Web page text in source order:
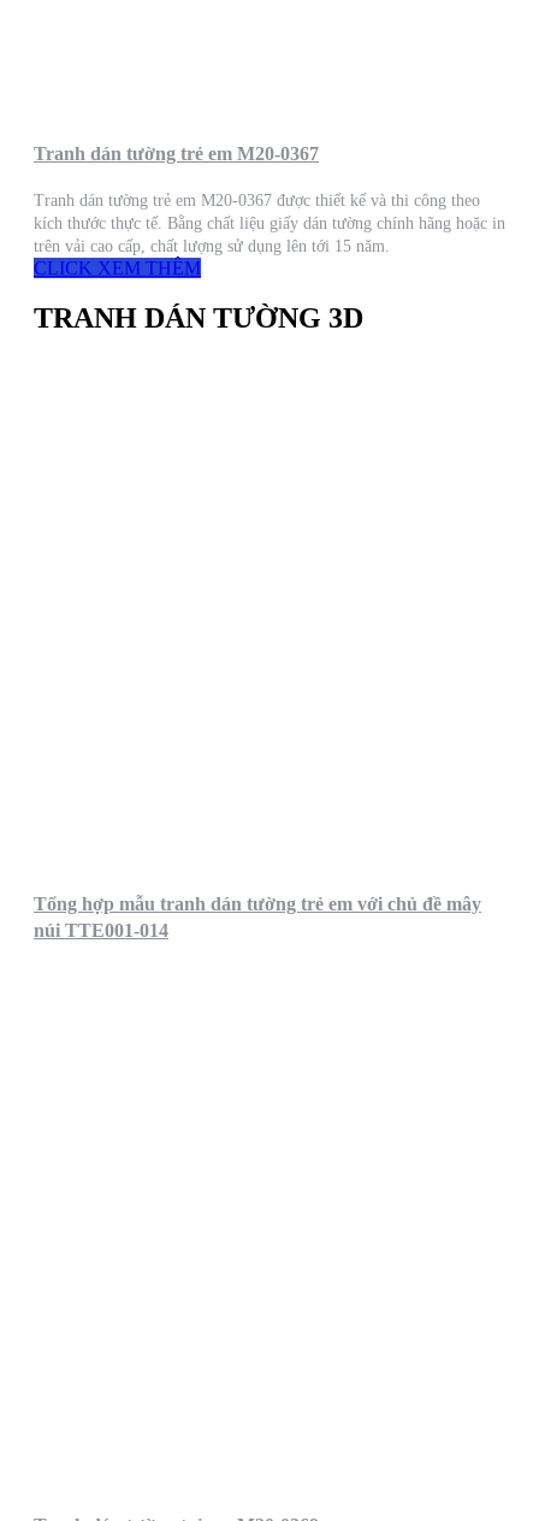
Tranh dán tường trẻ em M20-0367
Tranh dán tường trẻ em M20-0367 được thiết kế và thi công theo
kích thước thực tế. Bằng chất liệu giấy dán tường chính hãng hoặc in
trên vải cao cấp, chất lượng sử dụng lên tới 15 năm.
CLICK XEM THÊM
TRANH DÁN TƯỜNG 3D
Tổng hợp mẫu tranh dán tường trẻ em với chủ đề mây
núi TTE001-014